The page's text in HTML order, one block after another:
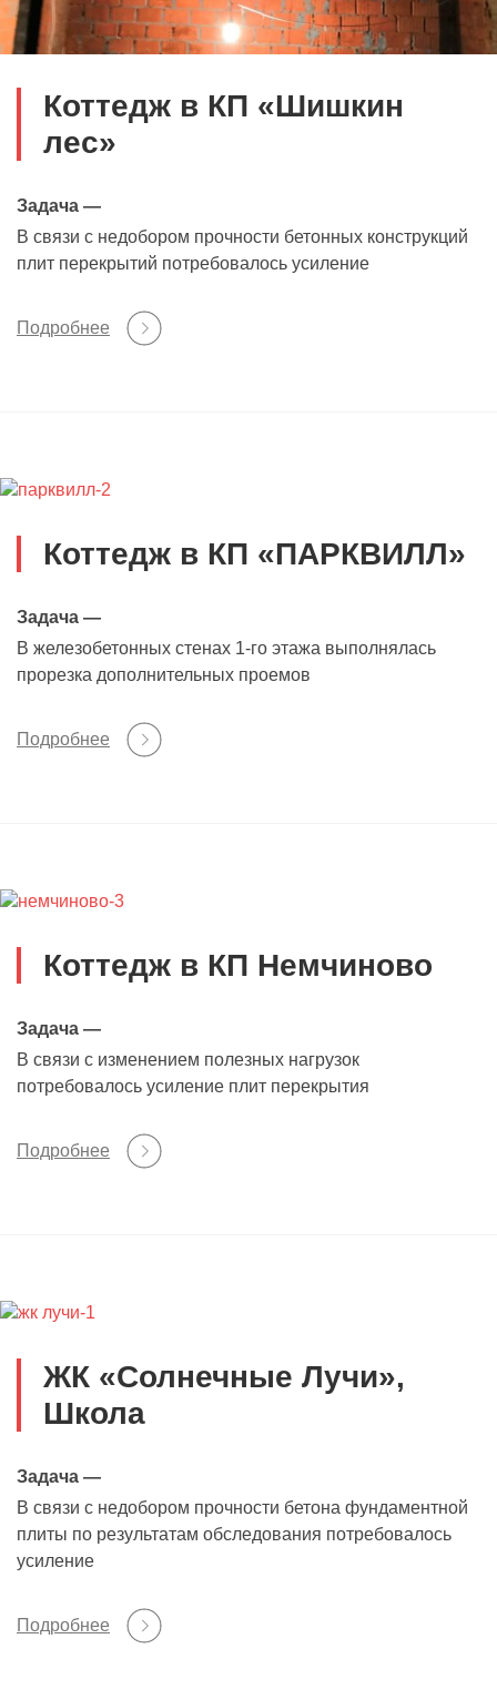
Коттедж в КП «Шишкин
лес»
Задача —
В связи с недобором прочности бетонных конструкций
плит перекрытий потребовалось усиление
Подробнее
Коттедж в КП «ПАРКВИЛЛ»
Задача —
В железобетонных стенах 1-го этажа выполнялась
прорезка дополнительных проемов
Подробнее
Коттедж в КП Немчиново
Задача —
В связи с изменением полезных нагрузок
потребовалось усиление плит перекрытия
Подробнее
ЖК «Солнечные Лучи»,
Школа
Задача —
В связи с недобором прочности бетона фундаментной
плиты по результатам обследования потребовалось
усиление
Подробнее